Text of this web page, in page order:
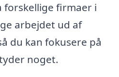
forskellige firmaer i
arbejdet ud af
du kan fokusere på
noget.